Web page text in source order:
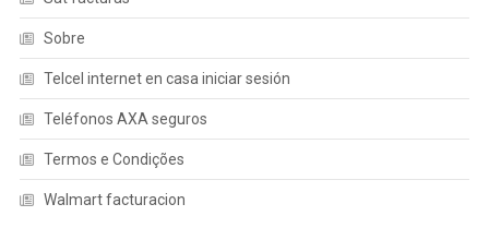
Sobre
Telcel internet en casa iniciar sesión
Teléfonos AXA seguros
Termos e Condições
Walmart facturacion